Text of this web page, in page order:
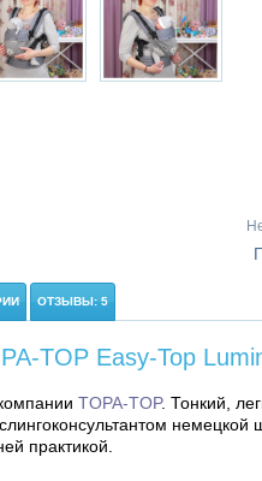
ОТЗЫВЫ: 5
TOP Easy-Top
TOPA-TOP. Тонкий,
практикой.